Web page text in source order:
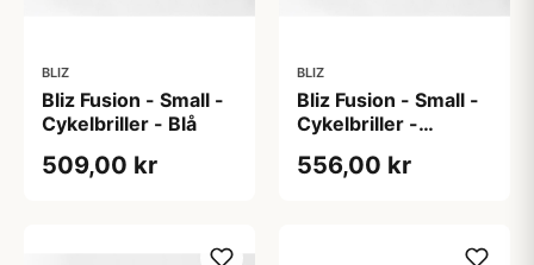
BLIZ
Bliz Fusion - Small -
Cykelbriller - Blå
509,00 kr
BLIZ
Bliz Fusion - Small -
Cykelbriller -
556,00 kr